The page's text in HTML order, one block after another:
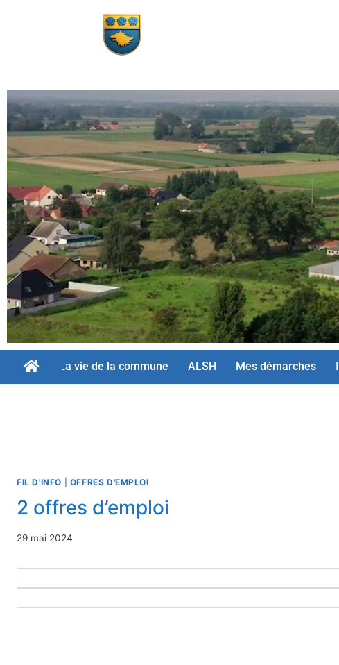
La vie de la commune ALSH Mes démarches
FIL D'INFO OFFRES D'EMPLOI
2 offres d’emploi
29 mai 2024